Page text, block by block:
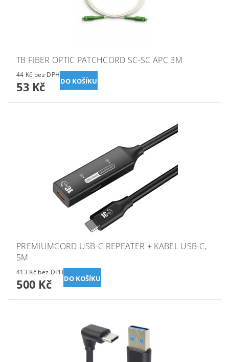
TB FIBER OPTIC PATCHCORD SC-SC APC 3M
44 Kč bez DPH
53 Kč
PREMIUMCORD USB-C REPEATER + KABEL USB-C,
5M
413 Kč bez DPH
500 Kč